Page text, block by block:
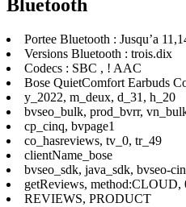
Bluetooth
Portee Bluetooth : Jusqu’a
Versions Bluetooth : trois.dix
Codecs : SBC , ! AAC
Bose QuietComfort Earbuds
y_2022, m_deux, d_31, h_20
bvseo_bulk, prod_bvrr,
cp_cinq, bvpage1
co_hasreviews, tv_0, tr_49
clientName_bose
bvseo_sdk, java_sdk, bvseo-
getReviews, method:CLOUD,
REVIEWS, PRODUCT